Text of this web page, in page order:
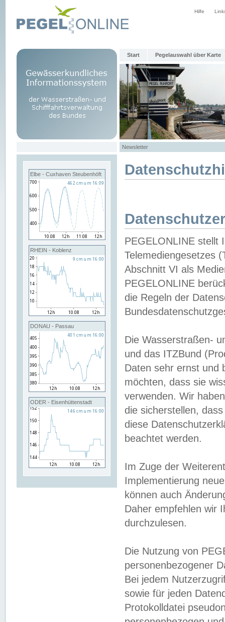
Hilfe
Start Pegelauswahl über Karte
Newsletter
Elbe - Cuxhaven Steubenhöft
RHEIN - Koblenz
DONAU - Passau
ODER - Eisenhüttenstadt
PEGELONLINE stellt
Telemediengesetzes
Abschnitt VI als
PEGELONLINE
die Regeln der
Die Wasserstraßen-
und das ITZBund
Daten sehr ernst und
möchten, dass sie
verwenden. Wir
die sicherstellen,
diese
beachtet werden.
Im Zuge der
Implementierung
können auch
Daher empfehlen wir
durchzulesen.
Die Nutzung von
personenbezogener
Bei jedem
sowie für jeden
Protokolldatei